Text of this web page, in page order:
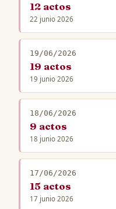
12 actos
22 junio 2026
19/06/2026
19 actos
19 junio 2026
18/06/2026
9 actos
18 junio 2026
17/06/2026
15 actos
17 junio 2026